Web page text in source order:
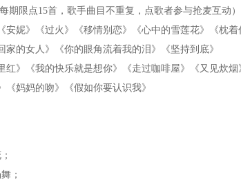
期限点15首，歌手曲目不重复，点歌者参与抢麦互动）
安妮》《过火》《移情别恋》《心中的雪莲花》《枕
家的女人》《你的眼角流着我的泪》《坚持到底》
红》《我的快乐就是想你》《走过咖啡屋》《又见炊
《妈妈的吻》《假如你要认识我》
你》《当爱变成习惯》《穿过你的黑发的我的手》《对
一千个伤心的理由》
；